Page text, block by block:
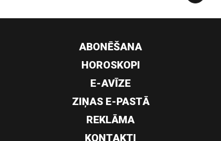
ABONĒŠANA
HOROSKOPI
E-AVĪZE
ZIŅAS E-PASTĀ
REKLĀMA
KONTAKTI